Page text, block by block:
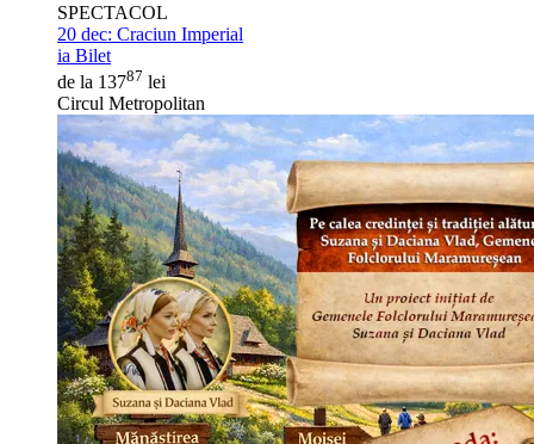
SPECTACOL
20 dec: Craciun Imperial
ia Bilet
de la 13787 lei
Circul Metropolitan